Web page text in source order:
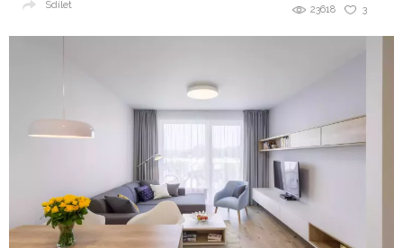
3
23618
Sdílet